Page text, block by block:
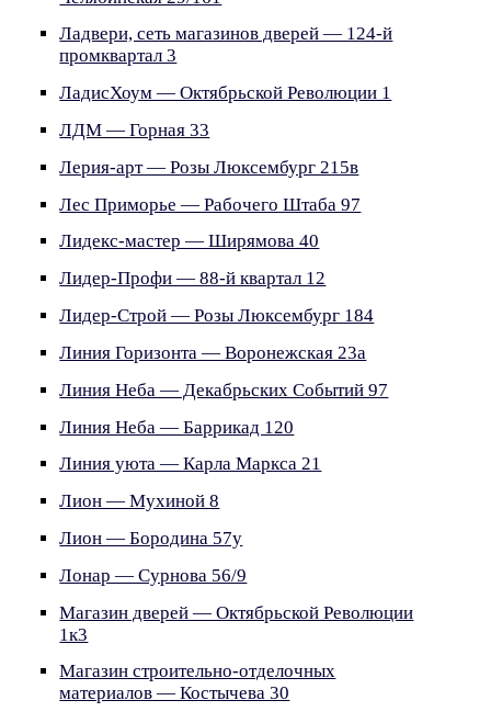
Ладвери, сеть магазинов дверей — 124-й
промквартал 3
ЛадисХоум — Октябрьской Революции 1
ЛДМ — Горная 33
Лерия-арт — Розы Люксембург 215в
Лес Приморье — Рабочего Штаба 97
Лидекс-мастер — Ширямова 40
Лидер-Профи — 88-й квартал 12
Лидер-Строй — Розы Люксембург 184
Линия Горизонта — Воронежская 23а
Линия Неба — Декабрьских Событий 97
Линия Неба — Баррикад 120
Линия уюта — Карла Маркса 21
Лион — Мухиной 8
Лион — Бородина 57у
Лонар — Сурнова 56/9
Магазин дверей — Октябрьской Революции
1к3
Магазин строительно-отделочных
материалов — Костычева 30